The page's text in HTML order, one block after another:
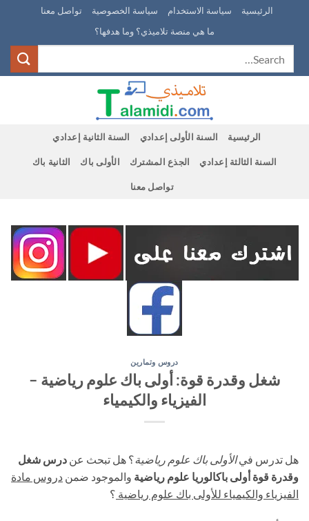
content
الرئيسية سياسة الاستخدام سياسة الخصوصية
تواصل معنا
ما هي منصة تلاميذي؟ وما هدفها؟
الرئيسية السنة الأولى إعدادي السنة الثانية إعدادي
السنة الثالثة إعدادي الجذع المشترك الأولى باك الثانية باك
تواصل معنا
دروس وتمارين
شغل وقدرة قوة: أولى باك علوم رياضية –
الفيزياء والكيمياء
هل تدرس فيالأولى باك علوم رياضية؟ هل تبحث عن درس شغل
وقدرة قوة أولى باكالوريا علوم رياضية والموجود ضمن دروس مادة
الفيزياء والكيمياء للأولى باك علوم رياضية ؟